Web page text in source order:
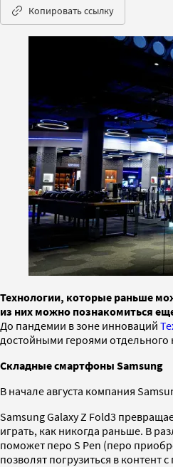
Копировать ссылку
Технологии, которые раньше
из них можно познакомиться
До пандемии в зоне инноваций
достойными героями отдельного
Cкладные смартфоны Samsung
В начале августа компания
Samsung Galaxy Z Fold3
играть, как никогда раньше. В
поможет перо S Pen (перо
позволят погрузиться в контент